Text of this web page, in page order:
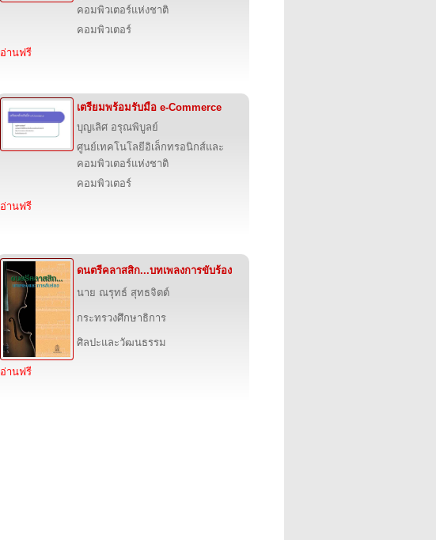
คอมพิวเตอร์แห่งชาติ
คอมพิวเตอร์
อ่านฟรี
เตรียมพร้อมรับมือ e-Commerce
บุญเลิศ อรุณพิบูลย์
ศูนย์เทคโนโลยีอิเล็กทรอนิกส์และ
คอมพิวเตอร์แห่งชาติ
คอมพิวเตอร์
อ่านฟรี
ดนตรีคลาสสิก...บทเพลงการขับร้อง
นาย ณรุทธ์ สุทธจิตต์
กระทรวงศึกษาธิการ
ศิลปะและวัฒนธรรม
อ่านฟรี